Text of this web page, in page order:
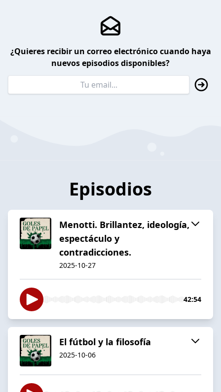
¿Quieres recibir un correo electrónico cuando haya
nuevos episodios disponibles?
Episodios
Menotti. Brillantez, ideología,
espectáculo y
contradicciones.
2025-10-27
42:54
El fútbol y la filosofía
2025-10-06